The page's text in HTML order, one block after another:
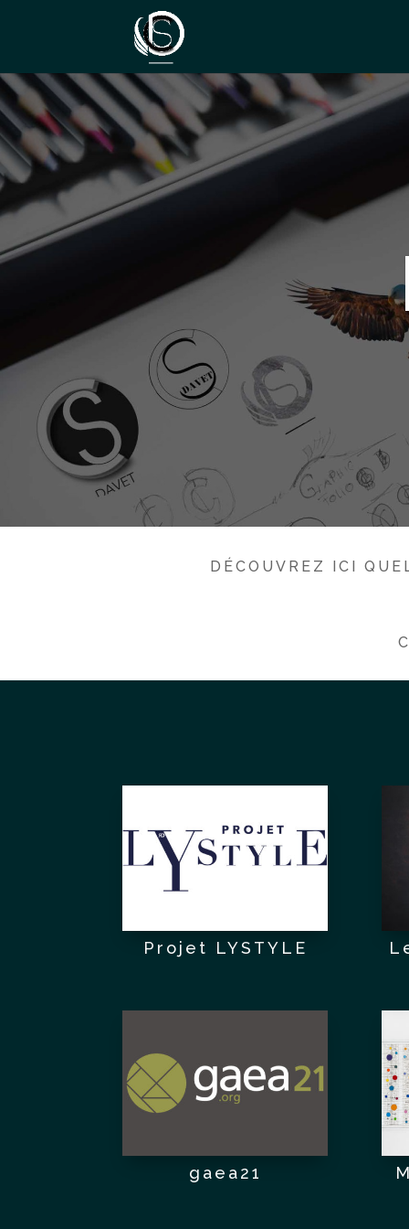
DÉCOUVREZ ICI
Projet LYSTYLE
gaea21